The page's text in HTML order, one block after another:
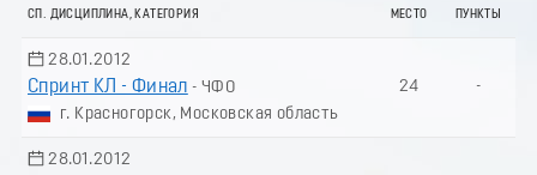
СП. ДИСЦИПЛИНА, КАТЕГОРИЯ МЕСТО ПУНКТЫ
28.01.2012
Спринт КЛ - Финал - ЧФО
г. Красногорск, Московская область
24 -
28.01.2012